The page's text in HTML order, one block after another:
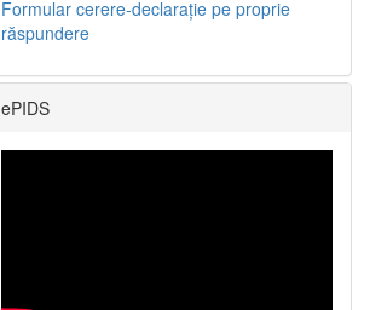
Formular cerere-declarație pe proprie
răspundere
ePIDS